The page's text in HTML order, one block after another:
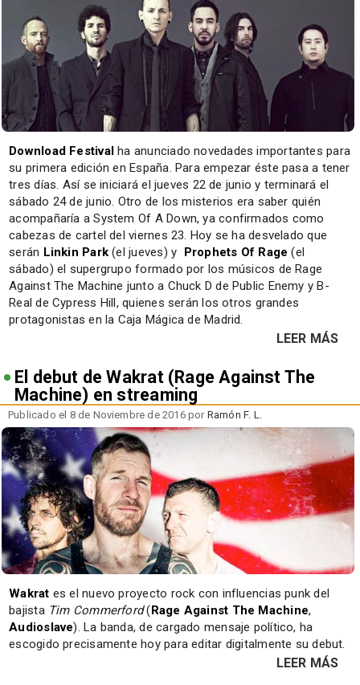
Download Festivalha anunciado novedades importantes para
su primera edición en España. Para empezar éste pasa a tener
tres días. Así se iniciará el jueves 22 de junio y terminará el
sábado 24 de junio. Otro de los misterios era saber quién
acompañaría a System Of A Down, ya confirmados como
cabezas de cartel del viernes 23. Hoy se ha desvelado que
serán Linkin Park (el jueves) y Prophets Of Rage (el
sábado) el supergrupo formado por los músicos de Rage
Against The Machine junto a Chuck D de Public Enemy y B-
Real de Cypress Hill, quienes serán los otros grandes
protagonistas en la Caja Mágica de Madrid.
LEER MÁS
El debut de Wakrat (Rage Against The
Machine) en streaming
Publicado el 8 de Noviembre de 2016 por Ramón F. L.
Wakrat es el nuevo proyecto rock con influencias punk del
bajista Tim Commerford(Rage Against The Machine,
Audioslave). La banda, de cargado mensaje político, ha
escogido precisamente hoy para editar digitalmente su debut.
LEER MÁS